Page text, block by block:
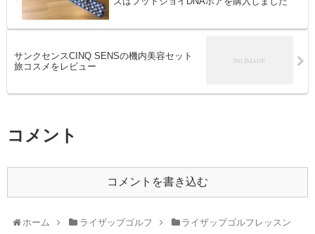
サンクセンスCINQ SENSの機内美容セット
旅コスメをレビュー
コメント
コメントを書き込む
ホーム ライザップゴルフ
ライザップゴルフレッスン